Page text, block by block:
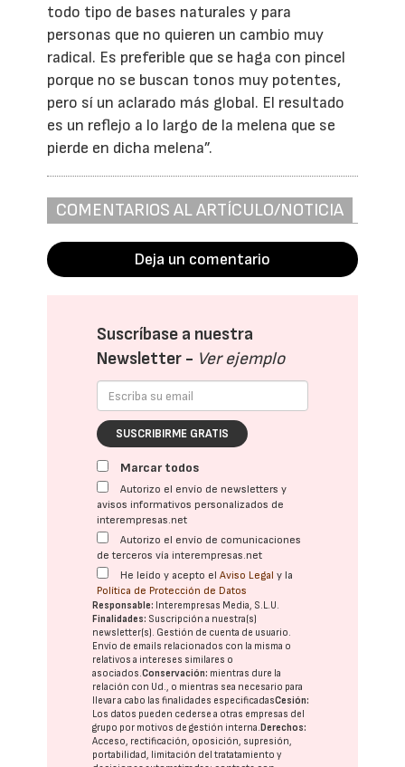
todo tipo de bases naturales y para
personas que no quieren un cambio muy
radical. Es preferible que se haga con pincel
porque no se buscan tonos muy potentes,
pero sí un aclarado más global. El resultado
es un reflejo a lo largo de la melena que se
pierde en dicha melena”.
COMENTARIOS AL ARTÍCULO/NOTICIA
Deja un comentario
Suscríbase a nuestra
Newsletter - Ver ejemplo
SUSCRIBIRME GRATIS
Marcar todos
Autorizo el envío de newsletters y
avisos informativos personalizados de
interempresas.net
Autorizo el envío de comunicaciones
de terceros vía interempresas.net
He leído y acepto elAviso Legal y la
Política de Protección de Datos
Responsable: Interempresas Media, S.L.U.
Finalidades: Suscripción a nuestra(s)
newsletter(s). Gestión de cuenta de usuario.
Envío de emails relacionados con la misma o
relativos a intereses similares o
asociados.Conservación: mientras dure la
relación con Ud., o mientras sea necesario para
llevar a cabo las finalidades especificadasCesión:
Los datos pueden cederse a otras empresas del
grupo por motivos de gestión interna.Derechos:
Acceso, rectificación, oposición, supresión,
portabilidad, limitación del tratatamiento y